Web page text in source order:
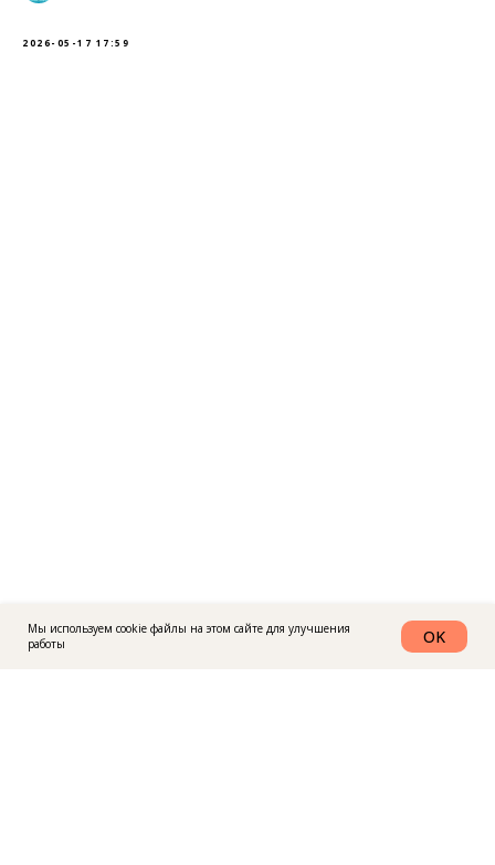
2026-05-17 17:59
Мы используем cookie файлы на этом сайте для улучшения
работы
OK